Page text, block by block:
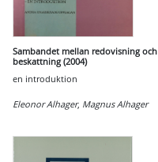
Sambandet mellan redovisning och
beskattning (2004)
en introduktion
Eleonor Alhager, Magnus Alhager